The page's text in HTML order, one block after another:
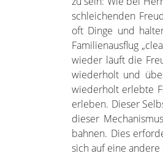
schleichenden
oft Dinge und
Familienausflug
wieder läuft die
wiederholt und
wiederholt erlebte
erleben. Dieser
dieser
bahnen. Dies
sich auf eine andere